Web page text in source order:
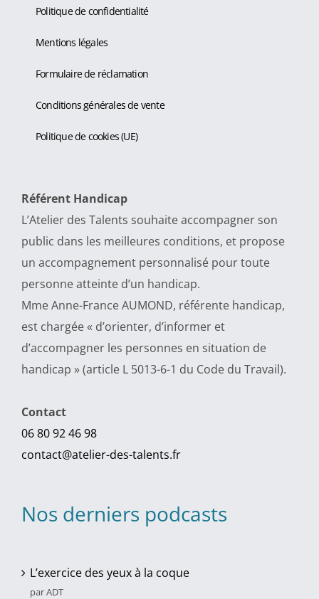
Politique de confidentialité
Mentions légales
Formulaire de réclamation
Conditions générales de vente
Politique de cookies (UE)
Référent Handicap
L’Atelier des Talents souhaite accompagner son
public dans les meilleures conditions, et propose
un accompagnement personnalisé pour toute
personne atteinte d’un handicap.
Mme Anne-France AUMOND, référente handicap,
est chargée « d’orienter, d’informer et
d’accompagner les personnes en situation de
handicap » (article L 5013-6-1 du Code du Travail).
Contact
06 80 92 46 98
contact@atelier-des-talents.fr
Nos derniers podcasts
L’exercice des yeux à la coque
par ADT